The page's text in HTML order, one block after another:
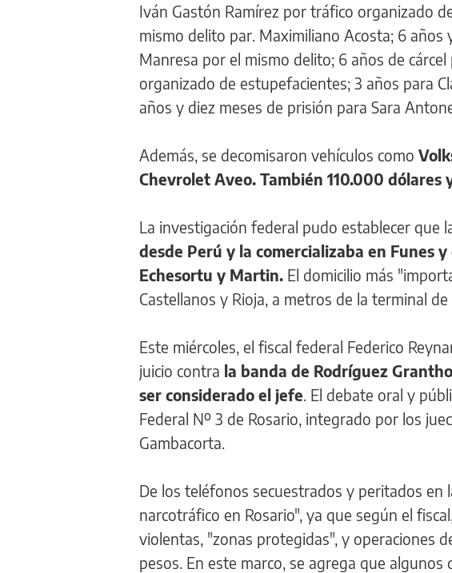
Iván Gastón Ramírez por tráfico organizado
mismo delito par. Maximiliano Acosta; 6
Manresa por el mismo delito; 6 años de
organizado de estupefacientes; 3 años para
años y diez meses de prisión para Sara
Además, se decomisaron vehículos como
Chevrolet Aveo. También 110.000 dólares
La investigación federal pudo establecer que
desde Perú y la comercializaba en Funes
Echesortu y Martin. El domicilio más
Castellanos y Rioja, a metros de la terminal
Este miércoles, el fiscal federal Federico
juicio contra la banda de Rodríguez
ser considerado el jefe . El debate oral y
Federal Nº 3 de Rosario, integrado por los
Gambacorta.
De los teléfonos secuestrados y peritados en
narcotráfico en Rosario", ya que según el
violentas, "zonas protegidas", y operaciones
pesos. En este marco, se agrega que